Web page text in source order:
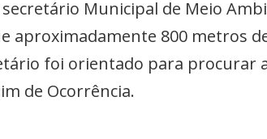
Municipal de Meio
aproximadamente 800 metros
foi orientado para procurar
de Ocorrência.